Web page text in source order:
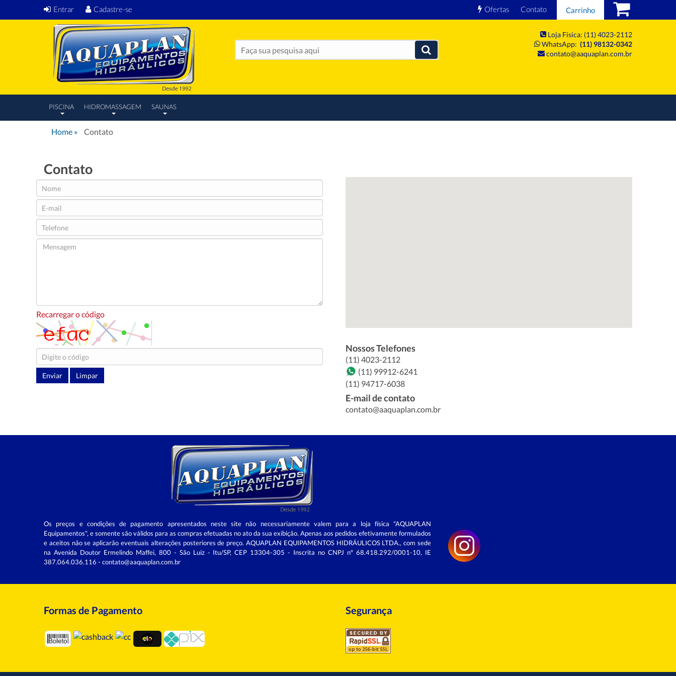
Entrar Cadastre-se Ofertas Contato Carrinho
Loja Física: (11) 4023-2112
WhatsApp: (11) 98132-0342
contato@aaquaplan.com.br
PISCINA HIDROMASSAGEM SAUNAS
Home » Contato
Contato
Recarregar o código
Nossos Telefones
(11) 4023-2112
(11) 99912-6241
(11) 94717-6038
E-mail de contato
contato@aaquaplan.com.br
Os preços e condições de pagamento apresentados neste site não necessariamente valem para a loja física "AQUAPLAN
Equipamentos", e somente são válidos para as compras efetuadas no ato da sua exibição. Apenas aos pedidos efetivamente formulados
e aceitos não se aplicarão eventuais alterações posteriores de preço. AQUAPLAN EQUIPAMENTOS HIDRÁULICOS LTDA., com sede
na Avenida Doutor Ermelindo Maffei, 800 - São Luiz - Itu/SP, CEP 13304-305 - Inscrita no CNPJ nº 68.418.292/0001-10, IE
387.064.036.116 - contato@aaquaplan.com.br
Formas de Pagamento Segurança